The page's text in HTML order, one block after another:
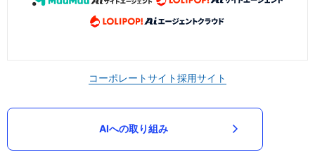
コーポレートサイト採用サイト
AIへの取り組み